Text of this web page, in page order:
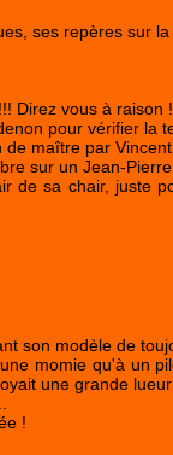
ses repères sur la
Direz vous à raison !
pour vérifier la
maître par
sur un Jean-
de sa chair, juste
son modèle de
momie qu'à un
une grande
!